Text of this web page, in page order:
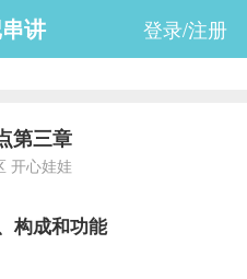
讲 登录/注册
第三章
开心娃娃
构成和功能